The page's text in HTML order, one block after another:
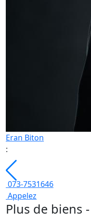
Eran Biton
:
073-7531646
Appelez
Plus de biens